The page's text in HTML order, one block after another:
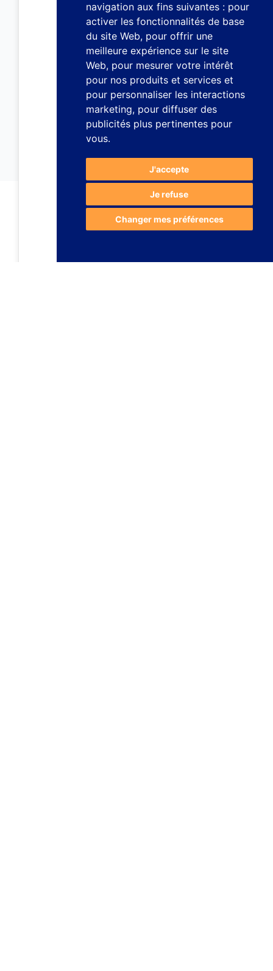
navigation aux fins suivantes : pour
activer les fonctionnalités de base
du site Web, pour offrir une
meilleure expérience sur le site
Web, pour mesurer votre intérêt
pour nos produits et services et
pour personnaliser les interactions
marketing, pour diffuser des
publicités plus pertinentes pour
vous.
J'accepte
Je refuse
Changer mes préférences